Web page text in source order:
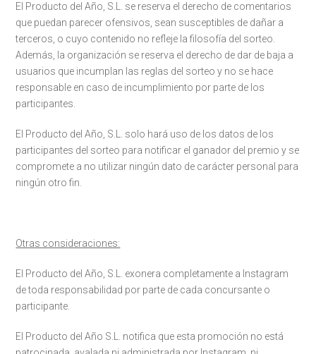
El Producto del Año, S.L. se reserva el derecho de comentarios
que puedan parecer ofensivos, sean susceptibles de dañar a
terceros, o cuyo contenido no refleje la filosofía del sorteo.
Además, la organización se reserva el derecho de dar de baja a
usuarios que incumplan las reglas del sorteo y no se hace
responsable en caso de incumplimiento por parte de los
participantes.
El Producto del Año, S.L. solo hará uso de los datos de los
participantes del sorteo para notificar el ganador del premio y se
compromete a no utilizar ningún dato de carácter personal para
ningún otro fin.
Otras consideraciones:
El Producto del Año, S.L. exonera completamente a Instagram
de toda responsabilidad por parte de cada concursante o
participante.
El Producto del Año S.L. notifica que esta promoción no está